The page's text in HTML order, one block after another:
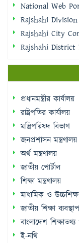
National Web
Rajshahi
Rajshahi City
Rajshahi District
প্রধানমন্ত্রীর কার্যালয়
রাষ্ট্রপতির কার্যালয়
মন্ত্রিপরিষদ বিভাগ
জনপ্রশাসন মন্ত্রণালয়
অর্থ মন্ত্রণালয়
জাতীয় পোর্টাল
শিক্ষা মন্ত্রণালয়
মাধ্যমিক ও
জাতীয় শিক্ষা
বাংলাদেশ
ই-নথি